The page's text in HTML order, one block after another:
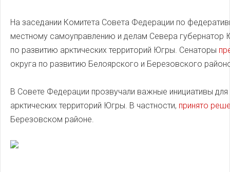
На заседании Комитета Совета Федерации по
местному самоуправлению и делам Севера губернатор
по развитию арктических территорий Югры. Сенаторы
округа по развитию Белоярского и Березовского
В Совете Федерации прозвучали важные инициативы
арктических территорий Югры. В частности, принято
Березовском районе.